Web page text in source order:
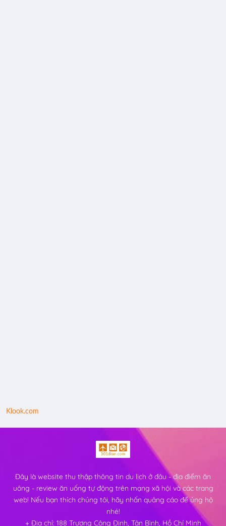
Klook.com
Đây là website thu thập thông tin du lịch ở đâu - địa điểm ăn
uông - review ăn uống tự động trên mạng xã hội và các trang
web! Nếu bạn thích chúng tôi, hãy nhấn quảng cáo để ủng hộ
nhé!
+ Địa chỉ: 188 Trương Công Định, Tân Bình, Hồ Chí Minh